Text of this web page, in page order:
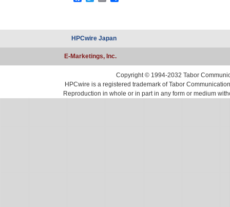
HPCwire Japan
E-Marketings, Inc.
Copyright © 1994-2032 Tabor
HPCwire is a registered trademark of Tabor
Reproduction in whole or in part in any form or medium